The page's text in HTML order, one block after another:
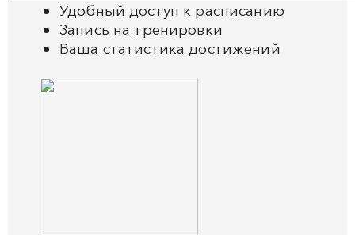
Удобный доступ к расписанию
Запись на тренировки
Ваша статистика достижений